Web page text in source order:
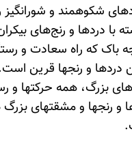
شکوهمند و شورانگیز
با دردها و رنج‌های
باک که راه سعادت و
دردها و رنجها قرین
بزرگ، همه حرکتها و
و رنجها و مشقتهای بزرگ